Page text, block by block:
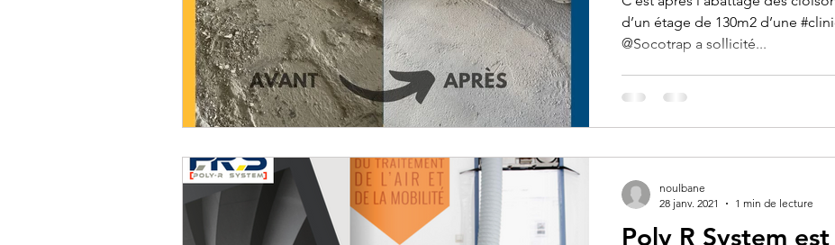
d’un étage de 130m2 d’une
@Socotrap a sollicité...
Poly R System
noulbane
28 janv. 2021
1 min de lecture